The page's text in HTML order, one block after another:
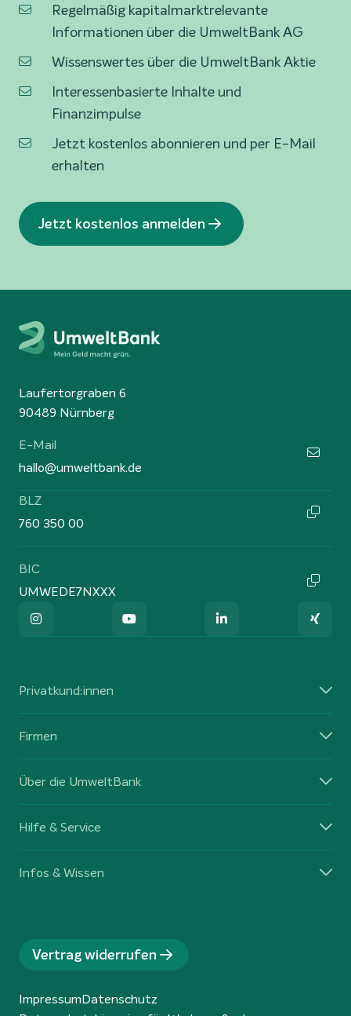
Regelmäßig kapitalmarktrelevante
Informationen über die UmweltBank AG
Wissenswertes über die UmweltBank Aktie
Interessenbasierte Inhalte und
Finanzimpulse
Jetzt kostenlos abonnieren und per E-Mail
erhalten
Jetzt kostenlos anmelden
Laufertorgraben 6
90489 Nürnberg
E-Mail
hallo@umweltbank.de
BLZ
760 350 00
BIC
UMWEDE7NXXX
Privatkund:innen
Firmen
Über die UmweltBank
Hilfe & Service
Infos & Wissen
Vertrag widerrufen
ImpressumDatenschutz